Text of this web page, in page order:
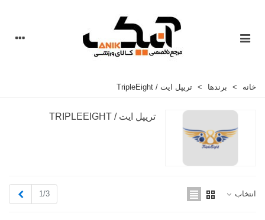
خانه > برندها > تریپل ایت / TripleEight
تریپل ایت / TRIPLEEIGHT
انتخاب 1/3